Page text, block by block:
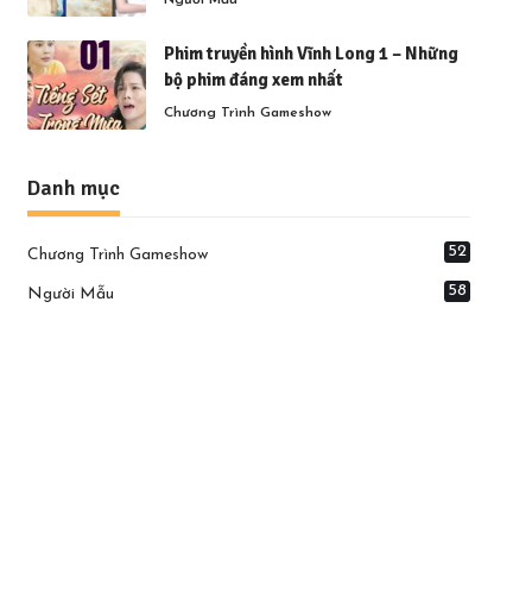
Phim truyền hình Vĩnh Long 1 – Những
bộ phim đáng xem nhất
Chương Trình Gameshow
Danh mục
Chương Trình Gameshow 52
Người Mẫu 58